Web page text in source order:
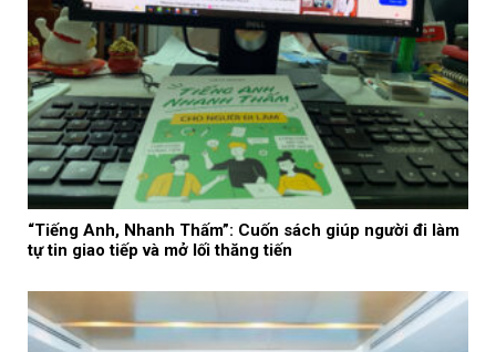
“Tiếng Anh, Nhanh Thấm”: Cuốn sách giúp người đi làm
tự tin giao tiếp và mở lối thăng tiến